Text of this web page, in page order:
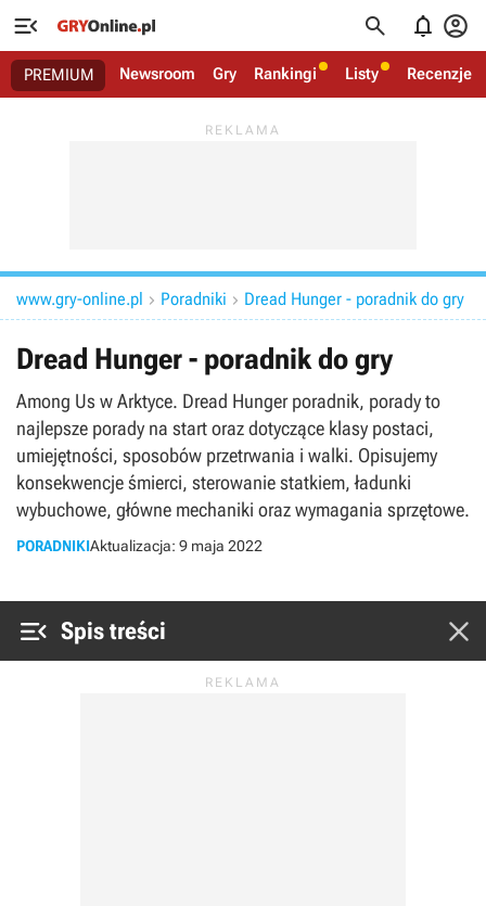
   
PREMIUM Newsroom Gry Rankingi Listy Recenzje
www.gry-online.pl  Poradniki  Dread Hunger - poradnik do gry
Dread Hunger - poradnik do gry
Among Us w Arktyce. Dread Hunger poradnik, porady to
najlepsze porady na start oraz dotyczące klasy postaci,
umiejętności, sposobów przetrwania i walki. Opisujemy
konsekwencje śmierci, sterowanie statkiem, ładunki
wybuchowe, główne mechaniki oraz wymagania sprzętowe.
PORADNIKIAktualizacja: 9 maja 2022
 Spis treści 